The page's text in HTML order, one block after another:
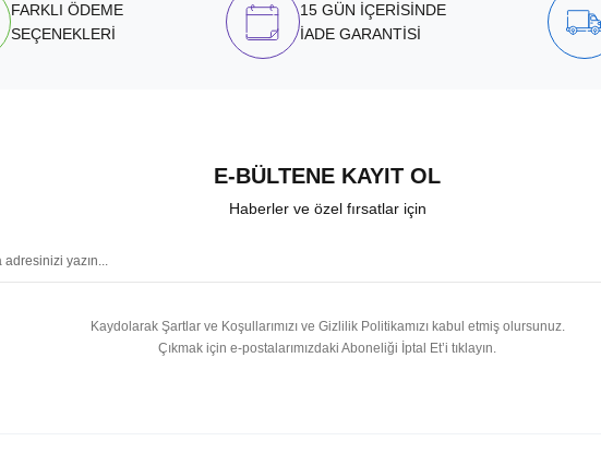
FARKLI ÖDEME
SEÇENEKLERİ
15 GÜN İÇERİSİNDE
İADE GARANTİSİ
E-BÜLTENE KAYIT OL
Haberler ve özel fırsatlar için
Kaydolarak Şartlar ve Koşullarımızı ve Gizlilik Politikamızı kabul etmiş olursunuz.
Çıkmak için e-postalarımızdaki Aboneliği İptal Et’i tıklayın.